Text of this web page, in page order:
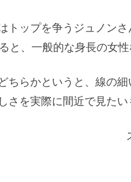
トップを争うジュノン
と、一般的な身長の女
ちらかというと、線の細
さを実際に間近で見たい